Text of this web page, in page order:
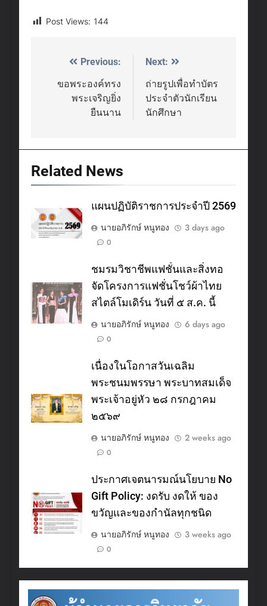
Post Views: 144
Post
navigation
Previous:
ขอพระองค์ทรง
พระเจริญยิ่ง
ยืนนาน
Next:
ถ่ายรูปเพื่อทำบัตร
ประจำตัวนักเรียน
นักศึกษา
Related News
แผนปฏิบัติราชการประจำปี 2569
นายอภิรักษ์ หนูทอง
3 days ago
0
ชมรมวิชาชีพแฟชั่นและสิ่งทอ
จัดโครงการแฟชั่นโชว์ผ้าไทย
สไตล์โมเดิร์น วันที่ ๕ ส.ค. นี้
นายอภิรักษ์ หนูทอง
6 days ago
0
เนื่องในโอกาสวันเฉลิม
พระชนมพรรษา พระบาทสมเด็จ
พระเจ้าอยู่หัว ๒๘ กรกฎาคม
๒๕๖๙
นายอภิรักษ์ หนูทอง
2 weeks ago
0
ประกาศเจตนารมณ์นโยบาย No
Gift Policy: งดรับ งดให้ ของ
ขวัญและของกำนัลทุกชนิด
นายอภิรักษ์ หนูทอง
3 weeks ago
0